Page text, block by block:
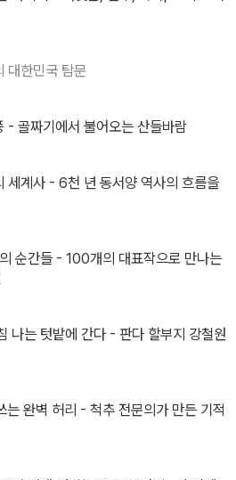
대한민국 탐문
- 골짜기에서 불어오는 산들바람
세계사 - 6천 년 동서양 역사의 흐름을
순간들 - 100개의 대표작으로 만나는
나는 텃밭에 간다 - 판다 할부지 강철원
완벽 허리 - 척추 전문의가 만든 기적